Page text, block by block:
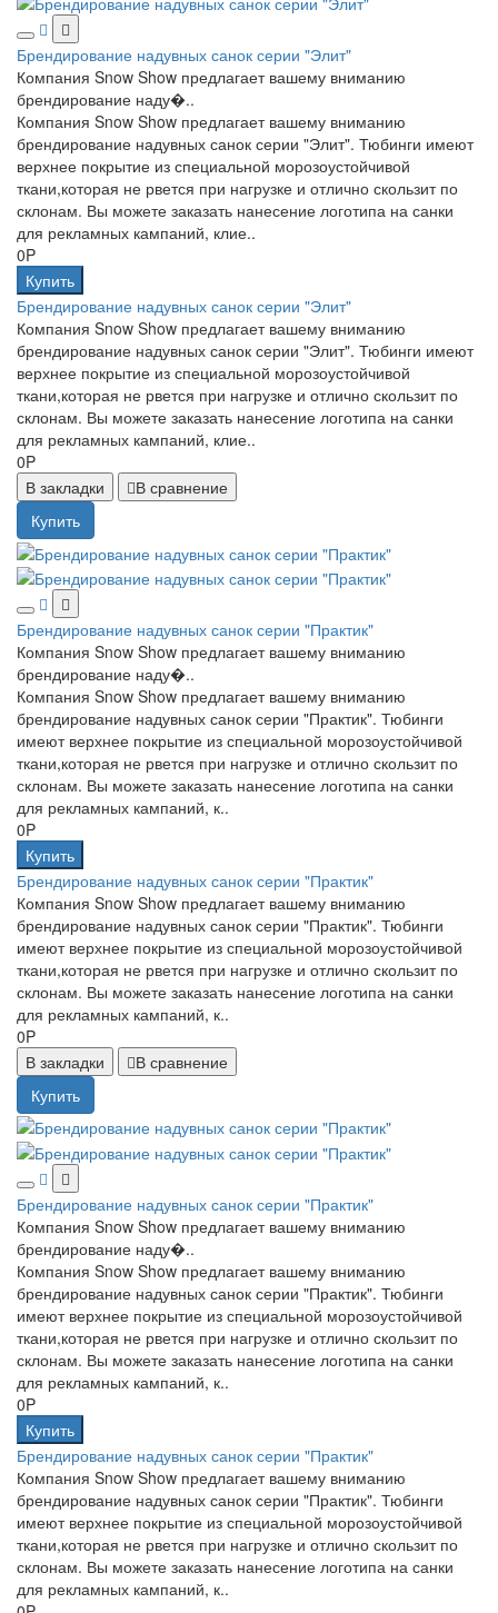
Брендирование надувных санок серии "Элит"
Компания Snow Show предлагает вашему вниманию
брендирование наду�..
Компания Snow Show предлагает вашему вниманию
брендирование надувных санок серии "Элит". Тюбинги имеют
верхнее покрытие из специальной морозоустойчивой
ткани,которая не рвется при нагрузке и отлично скользит по
склонам. Вы можете заказать нанесение логотипа на санки
для рекламных кампаний, клие..
0P
Купить
Брендирование надувных санок серии "Элит"
Компания Snow Show предлагает вашему вниманию
брендирование надувных санок серии "Элит". Тюбинги имеют
верхнее покрытие из специальной морозоустойчивой
ткани,которая не рвется при нагрузке и отлично скользит по
склонам. Вы можете заказать нанесение логотипа на санки
для рекламных кампаний, клие..
0P
В закладки
В сравнение
Купить
Брендирование надувных санок серии "Практик"
Компания Snow Show предлагает вашему вниманию
брендирование наду�..
Компания Snow Show предлагает вашему вниманию
брендирование надувных санок серии "Практик". Тюбинги
имеют верхнее покрытие из специальной морозоустойчивой
ткани,которая не рвется при нагрузке и отлично скользит по
склонам. Вы можете заказать нанесение логотипа на санки
для рекламных кампаний, к..
0P
Купить
Брендирование надувных санок серии "Практик"
Компания Snow Show предлагает вашему вниманию
брендирование надувных санок серии "Практик". Тюбинги
имеют верхнее покрытие из специальной морозоустойчивой
ткани,которая не рвется при нагрузке и отлично скользит по
склонам. Вы можете заказать нанесение логотипа на санки
для рекламных кампаний, к..
0P
В закладки
В сравнение
Купить
Брендирование надувных санок серии "Практик"
Компания Snow Show предлагает вашему вниманию
брендирование наду�..
Компания Snow Show предлагает вашему вниманию
брендирование надувных санок серии "Практик". Тюбинги
имеют верхнее покрытие из специальной морозоустойчивой
ткани,которая не рвется при нагрузке и отлично скользит по
склонам. Вы можете заказать нанесение логотипа на санки
для рекламных кампаний, к..
0P
Купить
Брендирование надувных санок серии "Практик"
Компания Snow Show предлагает вашему вниманию
брендирование надувных санок серии "Практик". Тюбинги
имеют верхнее покрытие из специальной морозоустойчивой
ткани,которая не рвется при нагрузке и отлично скользит по
склонам. Вы можете заказать нанесение логотипа на санки
для рекламных кампаний, к..